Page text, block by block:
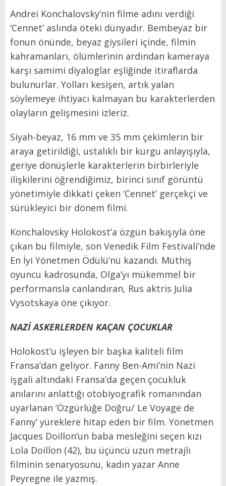
Andrei Konchalovsky’nin filme adını verdiği
‘Cennet’ aslında öteki dünyadır. Bembeyaz bir
fonun önünde, beyaz giysileri içinde, filmin
kahramanları, ölümlerinin ardından kameraya
karşı samimi diyaloglar eşliğinde itiraflarda
bulunurlar. Yolları kesişen, artık yalan
söylemeye ihtiyacı kalmayan bu karakterlerden
olayların gelişmesini izleriz.
Siyah-beyaz, 16 mm ve 35 mm çekimlerin bir
araya getirildiği, ustalıklı bir kurgu anlayışıyla,
geriye dönüşlerle karakterlerin birbirleriyle
ilişkilerini öğrendiğimiz, birinci sınıf görüntü
yönetimiyle dikkati çeken ‘Cennet’ gerçekçi ve
sürükleyici bir dönem filmi.
Konchalovsky Holokost’a özgün bakışıyla öne
çıkan bu filmiyle, son Venedik Film Festivali’nde
En İyi Yönetmen Ödülü’nü kazandı. Müthiş
oyuncu kadrosunda, Olga’yı mükemmel bir
performansla canlandıran, Rus aktris Julia
Vysotskaya öne çıkıyor.
NAZİ ASKERLERDEN KAÇAN ÇOCUKLAR
Holokost’u işleyen bir başka kaliteli film
Fransa’dan geliyor. Fanny Ben-Ami’nin Nazi
işgali altındaki Fransa’da geçen çocukluk
anılarını anlattığı otobiyografik romanından
uyarlanan ‘Özgürlüğe Doğru/ Le Voyage de
Fanny’ yüreklere hitap eden bir film. Yönetmen
Jacques Doillon’un baba mesleğini seçen kızı
Lola Doillon (42), bu üçüncü uzun metrajlı
filminin senaryosunu, kadın yazar Anne
Peyregne ile yazmış.